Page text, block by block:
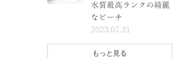
水質最高ランクの綺麗
なビーチ
2023.07.31
もっと見る